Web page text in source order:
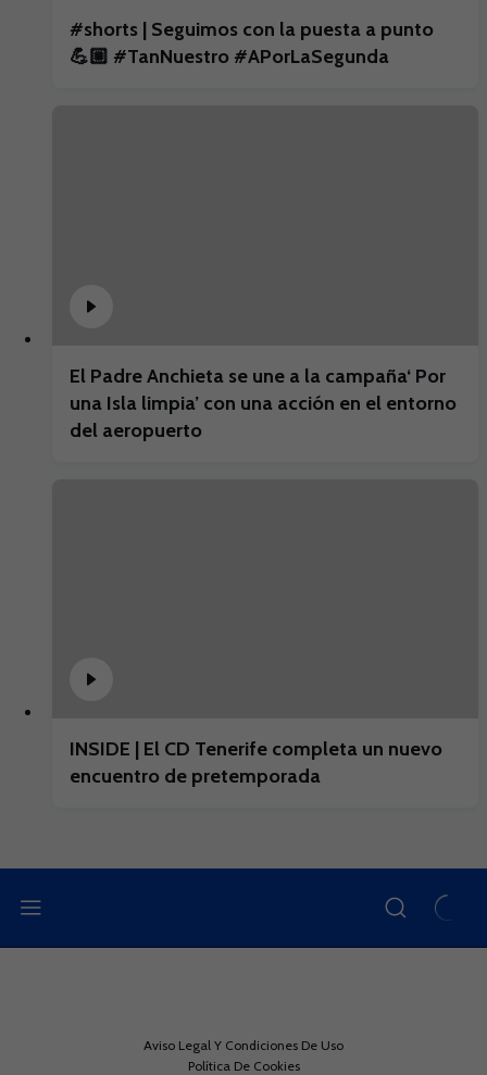
#shorts | Seguimos con la puesta a punto
💪🏼 #TanNuestro #APorLaSegunda
El Padre Anchieta se une a la campaña‘ Por
una Isla limpia’ con una acción en el entorno
del aeropuerto
INSIDE | El CD Tenerife completa un nuevo
encuentro de pretemporada
Aviso Legal Y Condiciones De Uso
Política De Cookies